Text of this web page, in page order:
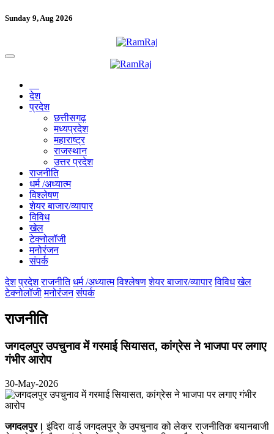
Sunday 9, Aug 2026
देश
प्रदेश
छत्तीसगढ़
मध्यप्रदेश
महाराष्ट्र
राजस्थान
उत्तर प्रदेश
राजनीति
धर्म /अध्यात्म
विश्लेषण
शेयर बाजार/व्यापार
विविध
खेल
टेक्नोलॉजी
मनोरंजन
संपर्क
देश प्रदेश राजनीति धर्म /अध्यात्म विश्लेषण शेयर बाजार/व्यापार विविध खेल
टेक्नोलॉजी मनोरंजन संपर्क
राजनीति
जगदलपुर उपचुनाव में गरमाई सियासत, कांग्रेस ने भाजपा पर लगाए
गंभीर आरोप
30-May-2026
जगदलपुर।इंदिरा वार्ड जगदलपुर के उपचुनाव को लेकर राजनीतिक बयानबाजी